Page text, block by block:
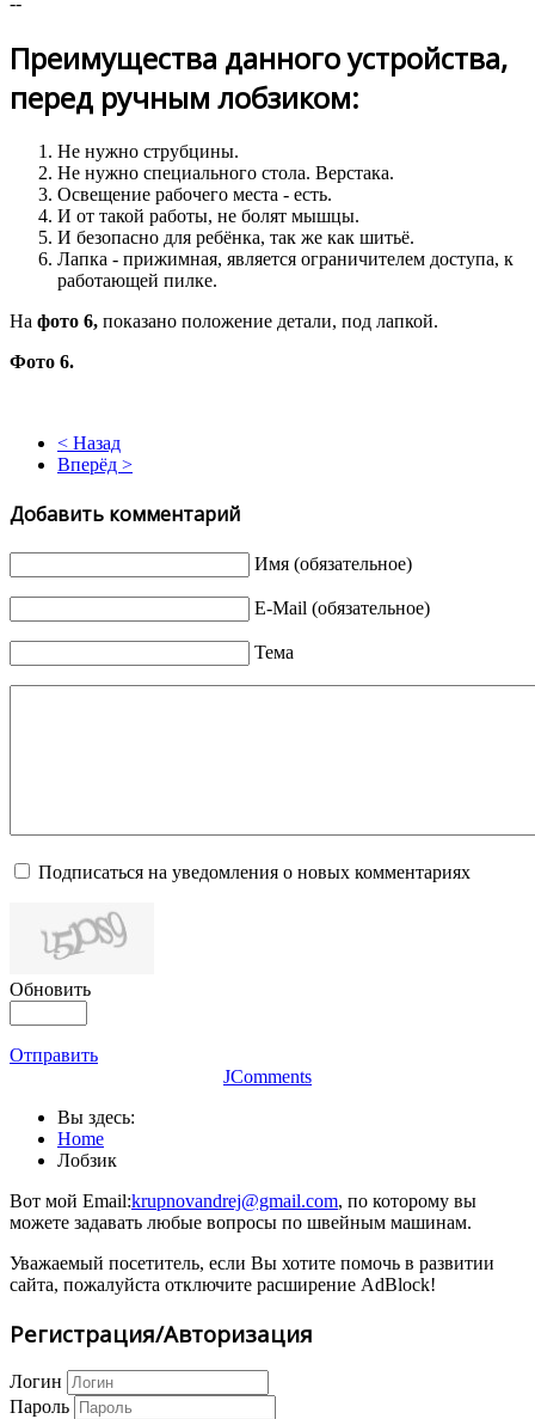
Преимущества данного устройства,
перед ручным лобзиком:
Не нужно струбцины.
Не нужно специального стола. Верстака.
Освещение рабочего места - есть.
И от такой работы, не болят мышцы.
И безопасно для ребёнка, так же как шитьё.
Лапка - прижимная, является ограничителем доступа, к
работающей пилке.
На фото 6, показано положение детали, под лапкой.
Фото 6.
< Назад
Вперёд >
Добавить комментарий
Имя (обязательное)
E-Mail (обязательное)
Тема
Подписаться на уведомления о новых комментариях
Обновить
Отправить
JComments
Вы здесь:
Home
Лобзик
Вот мой Email:krupnovandrej@gmail.com, по которому вы
можете задавать любые вопросы по швейным машинам.
Уважаемый посетитель, если Вы хотите помочь в развитии
сайта, пожалуйста отключите расширение AdBlock!
Регистрация/Авторизация
Логин
Пароль